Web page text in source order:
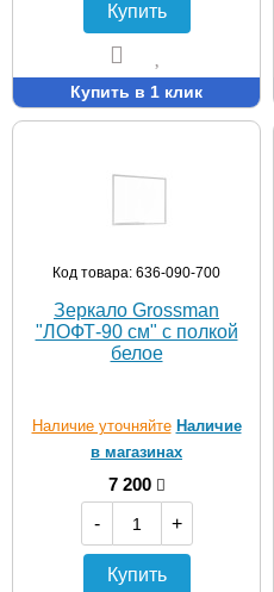
Купить
Купить в 1 клик
Код товара: 636-090-700
Зеркало Grossman
"ЛОФТ-90 см" с полкой
белое
Наличие уточняйте Наличие
в магазинах
7 200
-
+
Купить